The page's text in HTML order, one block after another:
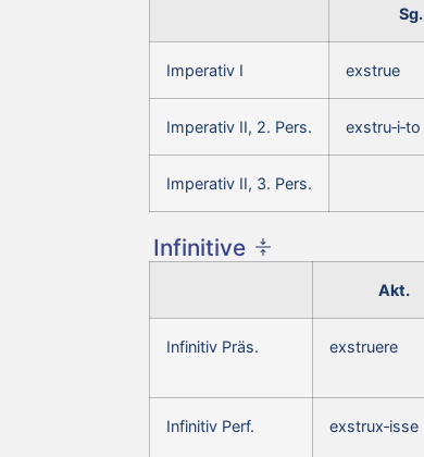
Sg.
Imperativ I exstrue
Imperativ II, 2. Pers. exstru‑i‑to
Imperativ II, 3. Pers.
Infinitive
Akt.
Infinitiv Präs. exstruere
Infinitiv Perf. exstrux‑isse